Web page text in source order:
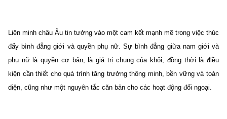
Liên minh châu Âu tin tưởng vào một cam kết mạnh mẽ trong việc thúc
đẩy bình đẳng giới và quyền phụ nữ. Sự bình đẳng giữa nam giới và
phụ nữ là quyền cơ bản, là giá trị chung của khối, đồng thời là điều
kiện cần thiết cho quá trình tăng trưởng thông minh, bền vững và toàn
diện, cũng như một nguyên tắc căn bản cho các hoạt động đối ngoại.